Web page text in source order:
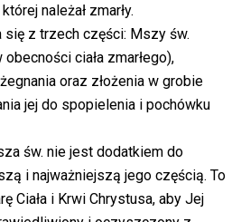
należał zmarły.
się z trzech części: Mszy św.
ciała zmarłego),
oraz złożenia w grobie
jej do spopielenia i pochówku
św. nie jest dodatkiem do
i najważniejszą jego częścią. To
Ciała i Krwi Chrystusa, aby Jej